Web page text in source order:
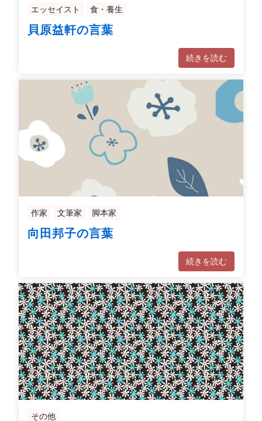
エッセイスト 食・養生
貝原益軒の言葉
続きを読む
作家 文筆家 脚本家
向田邦子の言葉
続きを読む
その他